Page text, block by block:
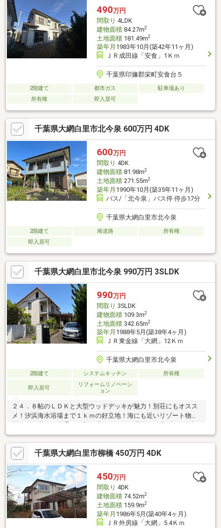
ず、複数台所有のご家庭にも対応できます。
490万円
間取り 4LDK
建物面積84.27m2
土地面積181.49m2
築年月 1983年10月(築42年11ヶ月)
ＪＲ成田線「安食」1Ｋｍ
千葉県印旛郡栄町安食台５
2階建て 都市ガス
駐車場あり
所有権
即入居可
千葉県大網白里市北今泉 600万円 4DK
600万円
間取り 4DK
建物面積81.98m2
土地面積271.55m2
築年月 1990年10月(築35年11ヶ月)
バス/「北今泉」バス停 停歩17分
千葉県大網白里市北今泉
2階建て 南道路
所有権
即入居可
千葉県大網白里市北今泉 990万円 3SLDK
990万円
間取り 3SLDK
建物面積109.3m2
土地面積342.65m2
築年月 1988年5月(築38年4ヶ月)
ＪＲ東金線「大網」12Ｋｍ
千葉県大網白里市北今泉
2階建て システムキッチン 所有権
即入居可
リフォームリノベーシ
ョン
２４．８帖のＬＤＫと大型ウッドデッキが魅力！別荘にもオスス
メ！汐浜海水浴場まで１ｋｍの好立地！海にも近いリゾート物件♪
合責任免責
千葉県大網白里市柳橋 450万円 4DK
450万円
間取り 4DK
建物面積74.52m2
土地面積159.9m2
築年月 1986年5月(築40年4ヶ月)
ＪＲ外房線「大網」5.4Ｋｍ